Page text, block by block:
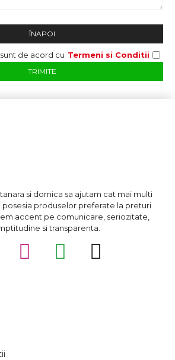
ÎNAPOI
de acord cu Termeni si Conditii
TRIMITE
si dornica sa ajutam cat mai multi
posesia produselor preferate la preturi
accent pe comunicare, seriozitate,
si transparenta.